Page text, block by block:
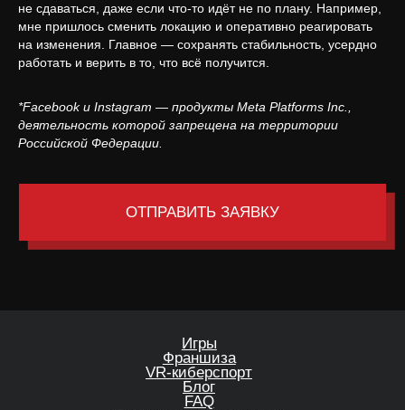
не сдаваться, даже если что-то идёт не по плану. Например,
мне пришлось сменить локацию и оперативно реагировать
на изменения. Главное — сохранять стабильность, усердно
работать и верить в то, что всё получится.
*Facebook и Instagram — продукты Meta Platforms Inc.,
деятельность которой запрещена на территории
Российской Федерации.